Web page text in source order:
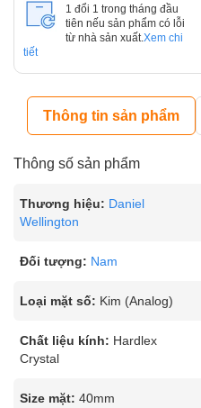
1 đổi 1 trong tháng đầu
tiên nếu sản phẩm có lỗi
từ nhà sản xuất. Xem chi
tiết
Thông tin sản phẩm
Thông số sản phẩm
Thương hiệu: Daniel
Wellington
Đối tượng: Nam
Loại mặt số: Kim (Analog)
Chất liệu kính: Hardlex
Crystal
Size mặt: 40mm